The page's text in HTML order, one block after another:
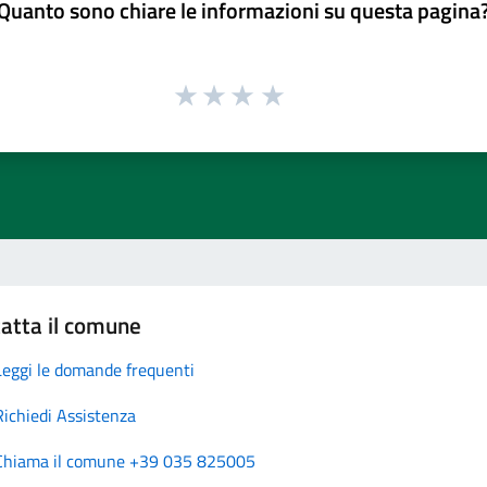
sono chiare le informazioni su questa
il comune
le domande frequenti
Assistenza
il comune +39 035 825005